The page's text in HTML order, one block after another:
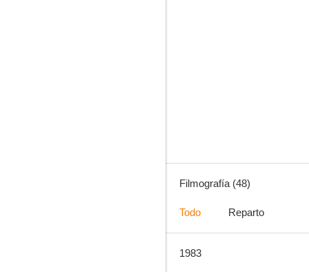
Filmografía (48)
Todo Reparto
1983